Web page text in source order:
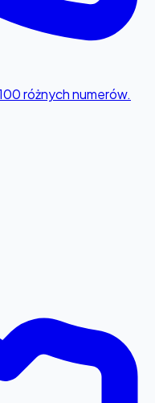
różnych numerów.